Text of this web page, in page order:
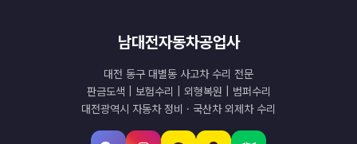
남대전자동차공업사
대전 동구 대별동 사고차 수리 전문
판금도색 | 보험수리 | 외형복원 | 범퍼수리
대전광역시 자동차 정비 · 국산차 외제차 수리